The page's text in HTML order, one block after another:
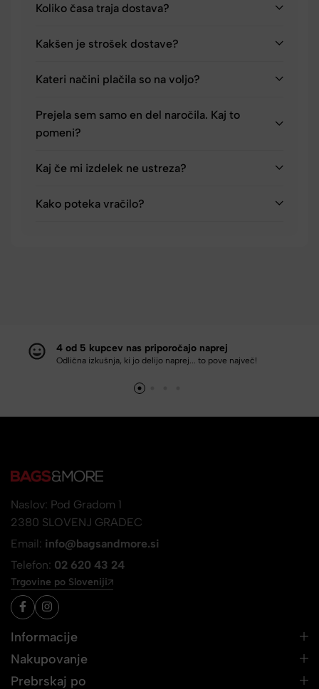
Koliko časa traja dostava?
Kakšen je strošek dostave?
Kateri načini plačila so na voljo?
Prejela sem samo en del naročila. Kaj to
pomeni?
Kaj če mi izdelek ne ustreza?
Kako poteka vračilo?
4 od 5 kupcev nas priporočajo naprej
Odlična izkušnja, ki jo delijo naprej... to pove največ!
Naslov: Pod Gradom 1
2380 SLOVENJ GRADEC
Email: info@bagsandmore.si
Telefon: 02 620 43 24
Trgovine po Sloveniji
Informacije
Nakupovanje
Prebrskaj po